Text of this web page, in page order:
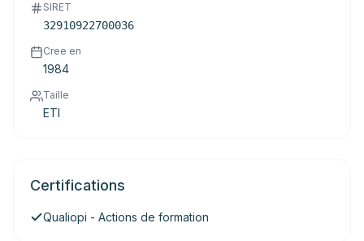
SIRET
32910922700036
Cree en
1984
Taille
ETI
Certifications
Qualiopi - Actions de formation